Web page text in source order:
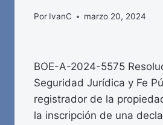
Por IvanC marzo 20, 2024
BOE-A-2024-5575
Seguridad Jurídica y Fe
registrador de la
la inscripción de una